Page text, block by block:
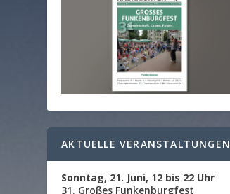
AKTUELLE VERANSTALTUNGEN
Sonntag, 21. Juni, 12 bis 22 Uhr
31. Großes Funkenburgfest